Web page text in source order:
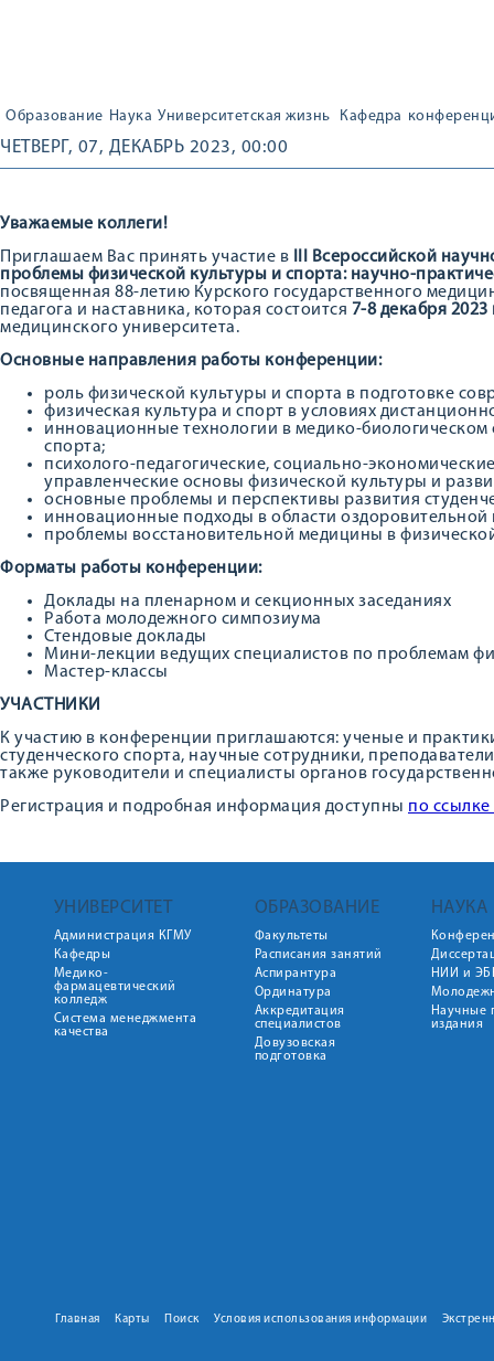
Образование Наука Университетская жизнь Кафедра
ЧЕТВЕРГ, 07, ДЕКАБРЬ 2023, 00:00
Уважаемые коллеги!
Приглашаем Вас принять участие в
Всероссийской
проблемы физической культуры и спорта: научно-
посвященная 88-летию Курского государственного
педагога и наставника, которая состоится 7-8 декабря 2023
медицинского университета.
Основные направления работы конференции:
роль физической культуры и спорта в подготовке
физическая культура и спорт в условиях
инновационные технологии в медико-
спорта;
психолого-педагогические, социально-
управленческие основы физической культуры и
основные проблемы и перспективы развития
инновационные подходы в области
проблемы восстановительной медицины в
Форматы работы конференции:
Доклады на пленарном и секционных заседаниях
Работа молодежного симпозиума
Стендовые доклады
Мини-лекции ведущих специалистов по проблемам
Мастер-классы
УЧАСТНИКИ
К участию в конференции приглашаются: ученые и
студенческого спорта, научные сотрудники,
также руководители и специалисты органов
Регистрация и подробная информация доступны по
УНИВЕРСИТЕТ
Администрация КГМУ
Кафедры
Медико-
фармацевтический
колледж
Система менеджмента
качества
ОБРАЗОВАНИЕ
Факультеты
Расписания занятий
Аспирантура
Ординатура
Аккредитация
специалистов
Довузовская
подготовка
НАУКА
НИИ и
Научные
издания
Главная Карты Поиск Условия использования информации